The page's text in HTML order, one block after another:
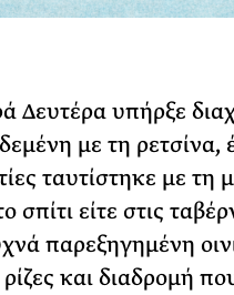
Δευτέρα υπήρξε
με τη ρετσίνα,
ταυτίστηκε με
σπίτι είτε στις
παρεξηγημένη
και διαδρομή
Ακόμη
ΡΙΑ